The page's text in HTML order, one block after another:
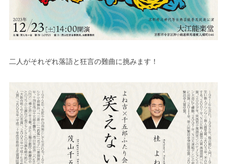
二人がそれぞれ落語と狂言の難曲に挑みます！